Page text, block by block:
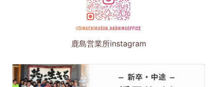
鹿島営業所instagram